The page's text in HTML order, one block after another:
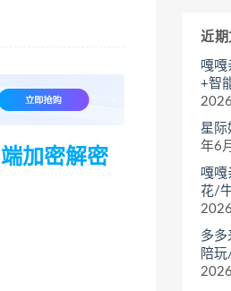
加密解密
近期
嘎嘎
+智
星
年6
嘎
花/
多
陪